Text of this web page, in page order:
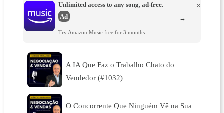
Unlimited access to any song, ad-free.
Ad
Try Amazon Music free for 3 months.
×
→
A IA Que Faz o Trabalho Chato do
Vendedor (#1032)
O Concorrente Que Ninguém Vê na Sua